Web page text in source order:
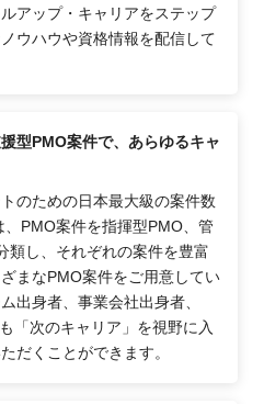
アップ・キャリアをステップ
ウハウや資格情報を配信して
型PMO案件で、あらゆるキャ
のための日本最大級の案件数
PMO案件を指揮型PMO、管
類し、それぞれの案件を豊富
まなPMO案件をご用意してい
出身者、事業会社出身者、
「次のキャリア」を視野に入
だくことができます。